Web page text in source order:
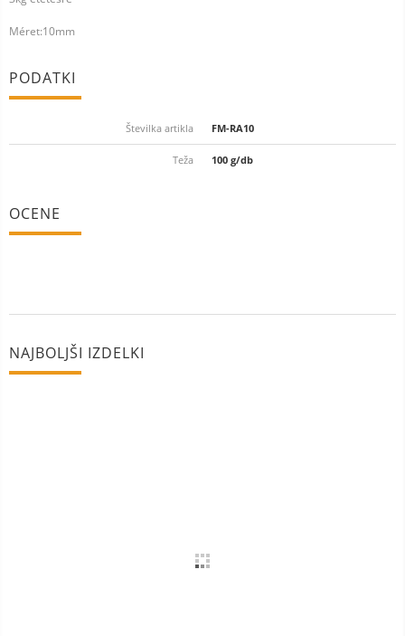
Méret:10mm
PODATKI
Številka artikla FM-RA10
Teža 100 g/db
OCENE
NAJBOLJŠI IZDELKI